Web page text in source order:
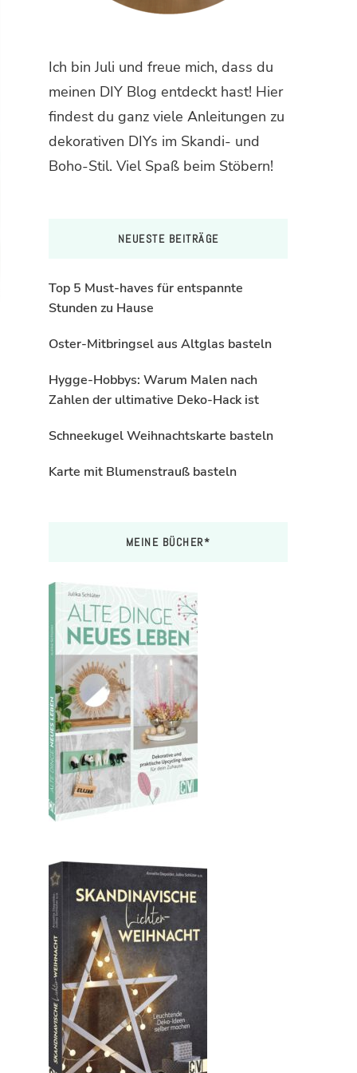
Ich bin Juli und freue mich, dass du
meinen DIY Blog entdeckt hast! Hier
findest du ganz viele Anleitungen zu
dekorativen DIYs im Skandi- und
Boho-Stil. Viel Spaß beim Stöbern!
NEUESTE BEITRÄGE
Top 5 Must-haves für entspannte
Stunden zu Hause
Oster-Mitbringsel aus Altglas basteln
Hygge-Hobbys: Warum Malen nach
Zahlen der ultimative Deko-Hack ist
Schneekugel Weihnachtskarte basteln
Karte mit Blumenstrauß basteln
MEINE BÜCHER*